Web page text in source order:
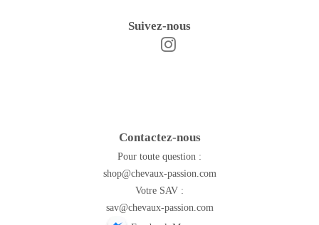
Suivez-nous
Facebook
Contactez-nous
Pour toute question :
shop@chevaux-passion.com
Votre SAV :
sav@chevaux-passion.com